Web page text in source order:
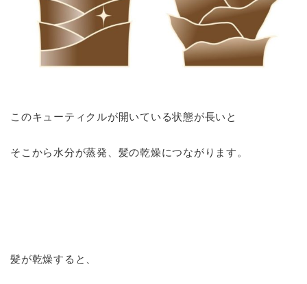
このキューティクルが開いている状態が長いと
そこから水分が蒸発、髪の乾燥につながります。
髪が乾燥すると、